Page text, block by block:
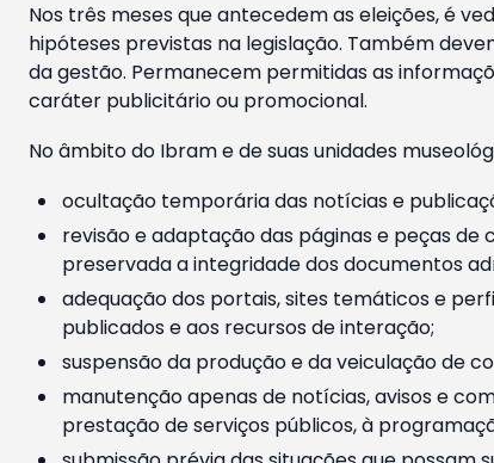
Nos três meses que antecedem as eleições, é
hipóteses previstas na legislação. Também
da gestão. Permanecem permitidas as
caráter publicitário ou promocional.
No âmbito do Ibram e de suas unidades
ocultação temporária das notícias e
revisão e adaptação das páginas e peças
preservada a integridade dos documentos
adequação dos portais, sites temáticos e
publicados e aos recursos de interação;
suspensão da produção e da veiculação de
manutenção apenas de notícias, avisos e
prestação de serviços públicos, à